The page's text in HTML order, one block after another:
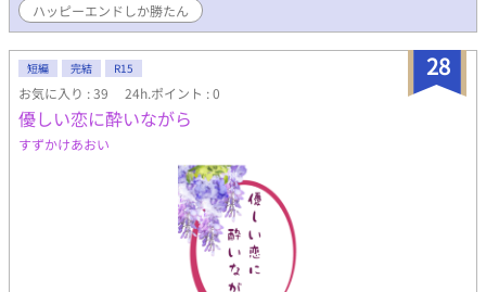
ハッピーエンドしか勝たん
28
短編 完結 R15
お気に入り : 39 24h.ポイント : 0
優しい恋に酔いながら
すずかけあおい